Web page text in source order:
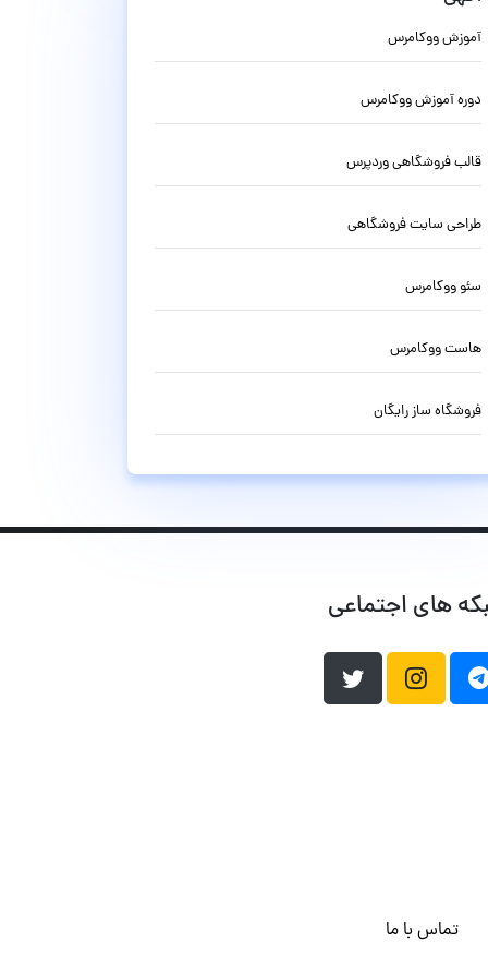
آموزش ووکامرس
دوره آموزش ووکامرس
قالب فروشگاهی وردپرس
طراحی سایت فروشگاهی
سئو ووکامرس
هاست ووکامرس
فروشگاه ساز رایگان
های اجتماعی
تماس با ما